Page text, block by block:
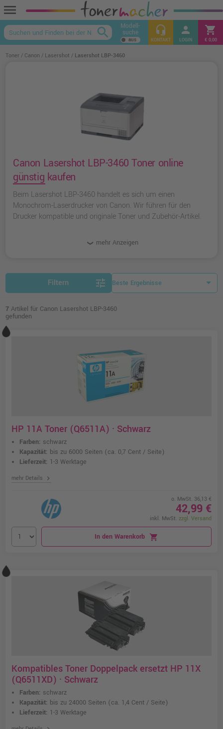
menu
keyboard_arrow_up
search Modell-
suche headset_mic
KONTAKT
person
LOGIN
shopping_cart
€ 0,00
Toner Canon Lasershot Lasershot LBP-3460
Canon Lasershot LBP-3460 Toner online
günstig kaufen
Beim Lasershot LBP-3460 handelt es sich um einen
Monochrom-Laserdrucker von Canon. Wir führen für den
Drucker kompatible und originale Toner und Zubehör-Artikel.
mehr Anzeigen
Filtern tune
7 Artikel für Canon Lasershot LBP-3460
gefunden
HP 11A Toner (Q6511A) · Schwarz
Farben: schwarz
Kapazität: bis zu 6000 Seiten (ca. 0,7 Cent / Seite)
Lieferzeit: 1-3 Werktage
mehr Details chevron_right
o. MwSt. 36,13 €
42,99 €
inkl. MwSt. zzgl. Versand
In den Warenkorb shopping_cart
Kompatibles Toner Doppelpack ersetzt HP 11X
(Q6511XD) · Schwarz
Farben: schwarz
Kapazität: bis zu 24000 Seiten (ca. 1,4 Cent / Seite)
Lieferzeit: 1-3 Werktage